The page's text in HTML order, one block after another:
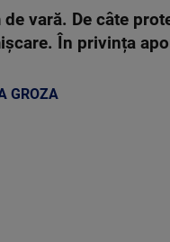
de vară. De câte
În privința
GROZA